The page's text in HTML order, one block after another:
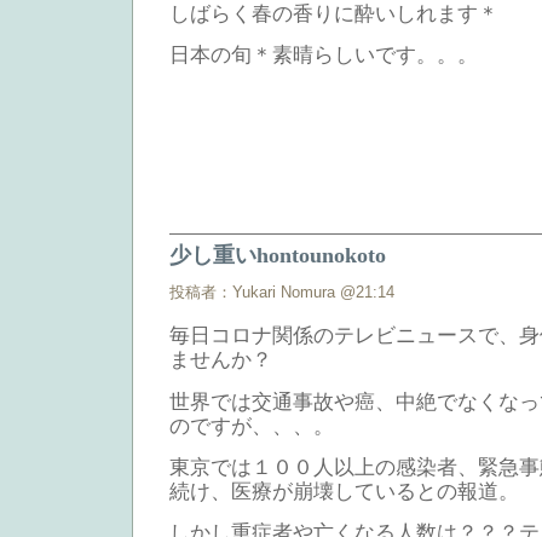
しばらく春の香りに酔いしれます＊
日本の旬＊素晴らしいです。。。
少し重いhontounokoto
投稿者：Yukari Nomura @21:14
毎日コロナ関係のテレビニュースで、
ませんか？
世界では交通事故や癌、中絶でなくな
のですが、、、。
東京では１００人以上の感染者、緊急
続け、医療が崩壊しているとの報道。